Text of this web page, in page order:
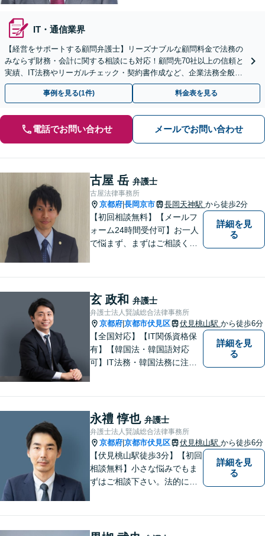
IT・通信業界
【経営をサポートする顧問弁護士】リーズナブルな顧問料金で法務の
みならず財務・会計に関する相談にも対応！顧問先70社以上の信頼と
実績、IT法務やリーガルチェック・契約書作成など、企業法務全般に
ついてお気軽にご相談ください
事例を見る(1件) 料金表を見る
電話でお問い合わせ メールでお問い合わせ
古屋 岳 弁護士
古屋法律事務所
京都府 長岡京市 長岡天神駅 から徒歩2分
【初回相談無料】【メールフ
ォーム24時間受付可】お一人
で悩まず、まずはご相談くだ
詳細を見
る
玄 政和 弁護士
弁護士法人賢誠総合法律事務所
京都府 京都市伏見区 伏見桃山駅 から徒歩6分
【全国対応】【IT関係資格保
有】【韓国法・韓国語対応
可】IT法務・韓国法務に注力
詳細を見
る
永禮 惇也 弁護士
弁護士法人賢誠総合法律事務所
京都府 京都市伏見区 伏見桃山駅 から徒歩6分
【伏見桃山駅徒歩3分】【初回
相談無料】小さな悩みでもま
ずはご相談下さい。法的に無
／相続／企業法務など幅広く
詳細を見
る